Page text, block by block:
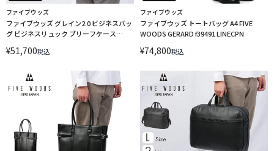
ファイブウッズ
ファイブウッズ グレイン2.0 ビジネスバッ
グ ビジネスリュック ブリーフケース
39601 LINECPN
¥51,700税込
ファイブウッズ
ファイブウッズ トートバッグ A4 FIVE
WOODS GERARD f39491 LINECPN
¥74,800税込